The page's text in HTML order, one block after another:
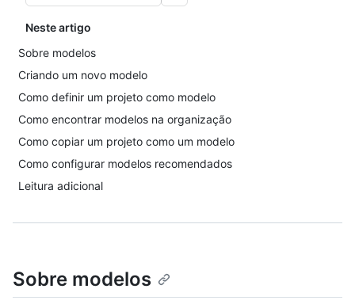
Neste artigo
Sobre modelos
Criando um novo modelo
Como definir um projeto como modelo
Como encontrar modelos na organização
Como copiar um projeto como um modelo
Como configurar modelos recomendados
Leitura adicional
Sobre modelos